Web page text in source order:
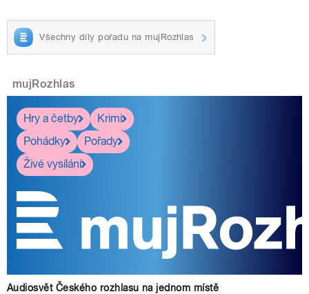
Všechny díly pořadu na mujRozhlas
mujRozhlas
Hry a četby
Krimi
Pohádky
Pořady
Živé vysílání
Audiosvět Českého rozhlasu na jednom místě